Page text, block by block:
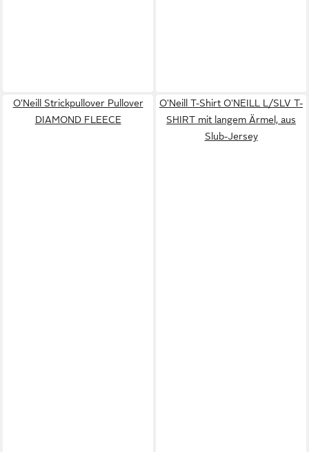
O'Neill Strickpullover Pullover
DIAMOND FLEECE
O'Neill T-Shirt O'NEILL L/SLV T-
SHIRT mit langem Ärmel, aus
Slub-Jersey